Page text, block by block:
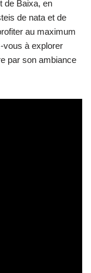
de Baixa, en
de nata et de
au maximum
vous à explorer
par son ambiance